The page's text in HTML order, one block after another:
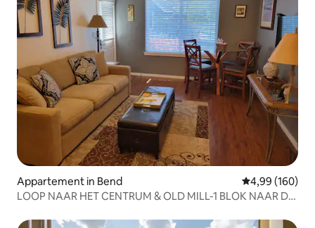
Appartement in Bend Gemiddelde
4,99 (160)
LOOP NAAR HET CENTRUM & OLD MILL-1 BLOK NAAR DE